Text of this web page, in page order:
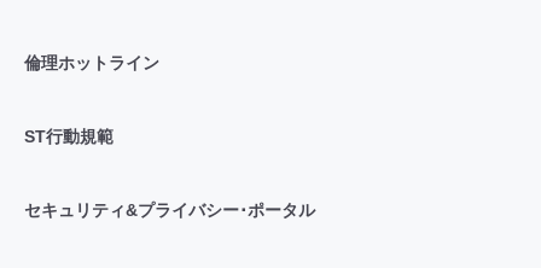
倫理ホットライン
ST行動規範
セキュリティ&プライバシー･ポータル